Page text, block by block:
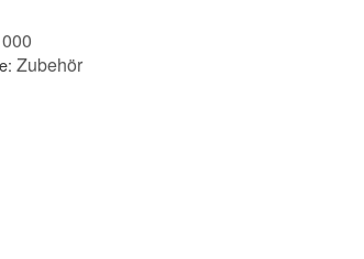
Zubehör